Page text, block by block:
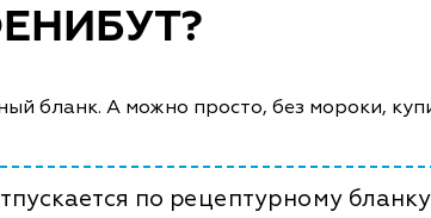
бланк. А можно просто, без мороки,
по рецептурному бланку